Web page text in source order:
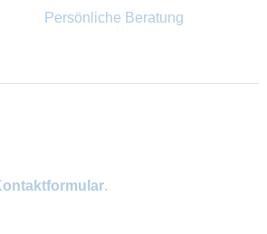
Persönliche Beratung
.